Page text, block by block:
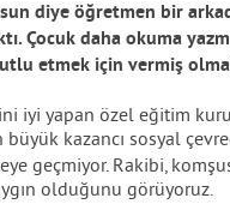
diye öğretmen bir
Çocuk daha okuma
etmek için vermiş
iyi yapan özel eğitim
büyük kazancı sosyal
geçmiyor. Rakibi,
olduğunu görüyoruz.